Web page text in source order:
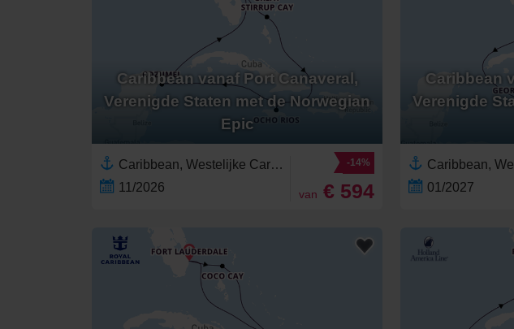
Caribbean vanaf Port Canaveral,
Verenigde Staten met de Norwegian
Epic
Caribbean, Westelijke Caraïben,Noord-Amerika,Jamaica,Florida,Verenigde Staten,Yucatán,Mexico,Riviera Maya,Bahama's
11/2026
-14%
van € 594
Caribbean
Verenigde
01/2027